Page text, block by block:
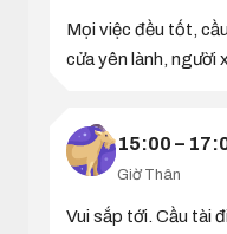
Mọi việc đều tốt,
cửa yên lành, người
15:00 –
Giờ Thân
Vui sắp tới. Cầu tài